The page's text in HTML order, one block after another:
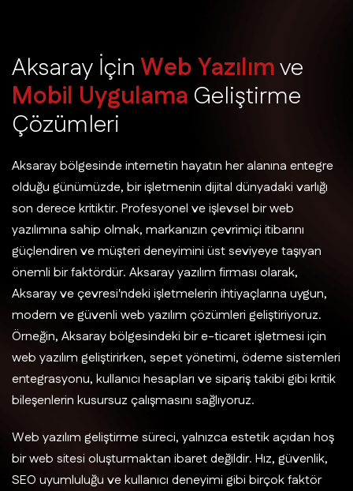
Aksaray İçinWebYazılımve
Mobil Uygulama Geliştirme
Çözümleri
Aksaray bölgesinde internetin hayatın her alanına entegre
olduğu günümüzde, bir işletmenin dijital dünyadaki varlığı
son derece kritiktir. Profesyonel ve işlevsel bir web
yazılımına sahip olmak, markanızın çevrimiçi itibarını
güçlendiren ve müşteri deneyimini üst seviyeye taşıyan
önemli bir faktördür. Aksaray yazılım firması olarak,
Aksaray ve çevresi'ndeki işletmelerin ihtiyaçlarına uygun,
modern ve güvenli web yazılım çözümleri geliştiriyoruz.
Örneğin, Aksaray bölgesindeki bir e-ticaret işletmesi için
web yazılım geliştirirken, sepet yönetimi, ödeme sistemleri
entegrasyonu, kullanıcı hesapları ve sipariş takibi gibi kritik
bileşenlerin kusursuz çalışmasını sağlıyoruz.
Web yazılım geliştirme süreci, yalnızca estetik açıdan hoş
bir web sitesi oluşturmaktan ibaret değildir. Hız, güvenlik,
SEO uyumluluğu ve kullanıcı deneyimi gibi birçok faktör